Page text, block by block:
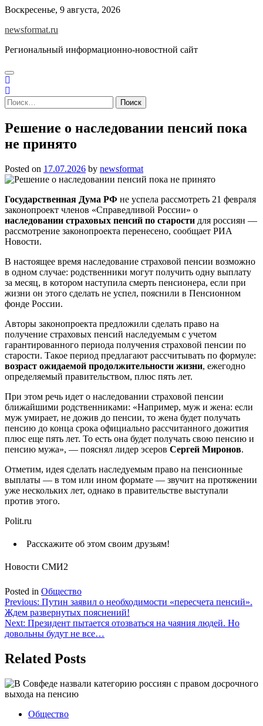
Skip
content
Воскресенье, 9 августа, 2026
newsformat.ru
Региональный информационно-новостной сайт
Найти:
Решение о наследовании пенсий пока
не принято
Posted on 17.07.2026 by newsformat
Государственная Дума РФ не успела рассмотреть 21 февраля
законопроект членов «Справедливой России» о
наследовании страховых пенсий по старости для россиян —
рассмотрение законопроекта перенесено, сообщает РИА
Новости.
В настоящее время наследование страховой пенсии возможно
в одном случае: родственники могут получить одну выплату
за месяц, в котором наступила смерть пенсионера, если при
жизни он этого сделать не успел, пояснили в Пенсионном
фонде России.
Авторы законопроекта предложили сделать право на
получение страховых пенсий наследуемым с учетом
гарантированного периода получения страховой пенсии по
старости. Такое период предлагают рассчитывать по формуле:
возраст ожидаемой продолжительности жизни, ежегодно
определяемый правительством, плюс пять лет.
При этом речь идет о наследовании страховой пенсии
ближайшими родственниками: «Например, муж и жена: если
муж умирает, не дожив до пенсии, то жена будет получать
пенсию до конца срока официально рассчитанного дожития
плюс еще пять лет. То есть она будет получать свою пенсию и
пенсию мужа», — пояснял лидер эсеров Сергей Миронов.
Отметим, идея сделать наследуемым право на пенсионные
выплаты — в том или ином формате — звучит на протяжении
уже нескольких лет, однако в правительстве выступали
против этого.
Polit.ru
Расскажите об этом своим друзьям!
Новости СМИ2
Posted in Общество
Навигация
по
записям
Previous: Путин заявил о необходимости «пересчета пенсий».
Ждем развернутых пояснений!
Next: Президент пытается отозваться на чаяния людей. Но
довольны будут не все…
Related Posts
Общество